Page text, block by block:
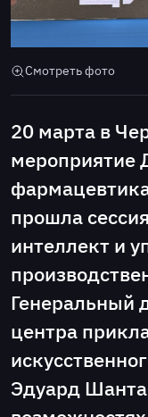
Смотреть фото
20 марта в
мероприятие
прошла
интеллект и
Генеральный
центра
Эдуард